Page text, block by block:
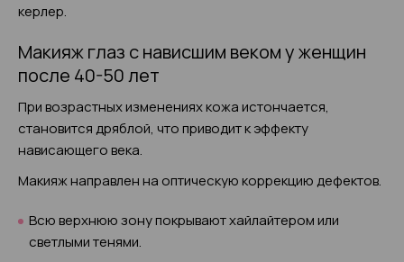
керлер.
Макияж глаз с нависшим веком у женщин
после 40-50 лет
При возрастных изменениях кожа истончается,
становится дряблой, что приводит к эффекту
нависающего века.
Макияж направлен на оптическую коррекцию дефектов.
Всю верхнюю зону покрывают хайлайтером или
светлыми тенями.